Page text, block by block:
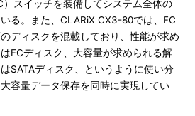
スイッチを装備してシステム全体の
る。また、CLARiX CX3-80では、FC
ディスクを混載しており、性能が求め
FCディスク、大容量が求められる解
SATAディスク、というように使い分
容量データ保存を同時に実現してい